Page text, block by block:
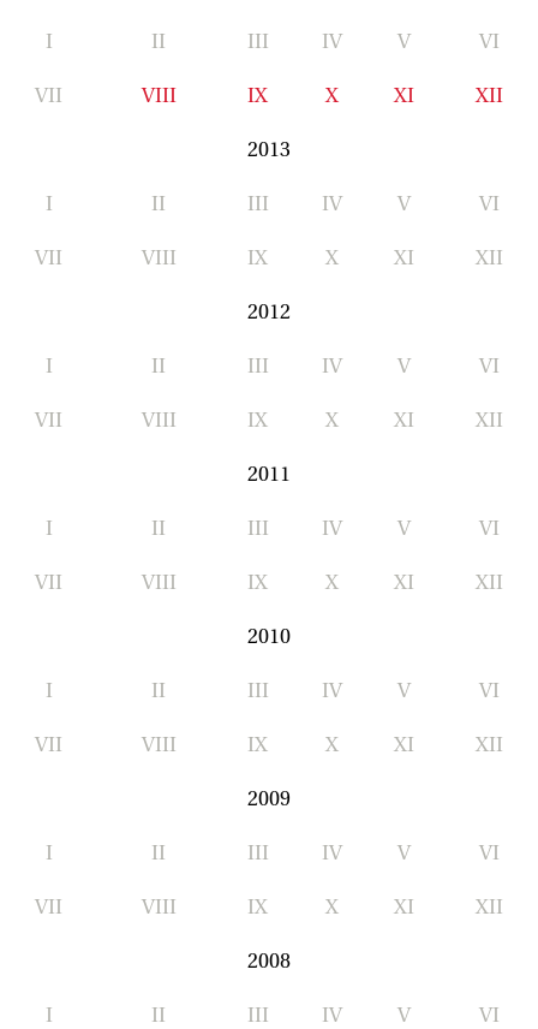
I II III IV V VI
VII VIII IX X XI XII
2013
I II III IV V VI
VII VIII IX X XI XII
2012
I II III IV V VI
VII VIII IX X XI XII
2011
I II III IV V VI
VII VIII IX X XI XII
2010
I II III IV V VI
VII VIII IX X XI XII
2009
I II III IV V VI
VII VIII IX X XI XII
2008
I II III IV V VI